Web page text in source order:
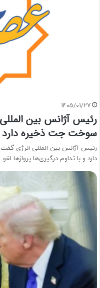
1405/01/27
رئیس آژانس بین
سوخت جت ذخیره دارد
رئیس آژانس بین المللی انرژی
دارد و با تداوم درگیری‌ها پرواز‌ها